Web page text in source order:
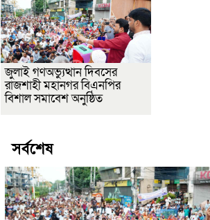
জুলাই গণঅভ্যুত্থান দিবসের
রাজশাহী মহানগর বিএনপির
বিশাল সমাবেশ অনুষ্ঠিত
সর্বশেষ